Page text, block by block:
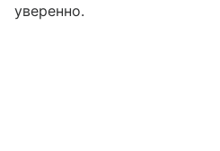
уверенно.